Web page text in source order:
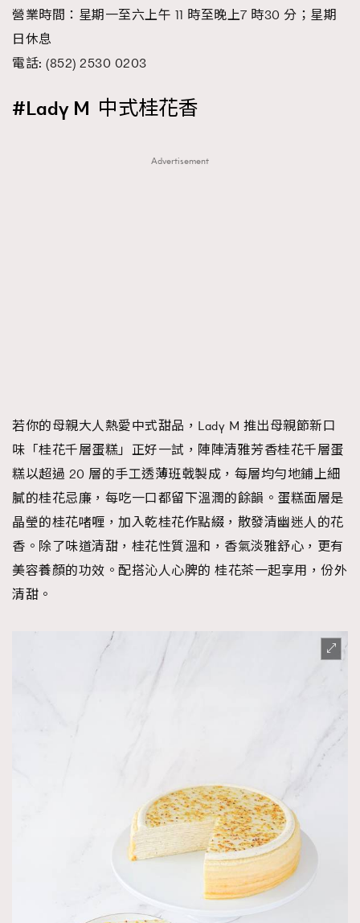
營業時間：星期一至六上午 11 時至晚上7 時30 分；星期
日休息
電話: (852) 2530 0203
#Lady M 中式桂花香
Advertisement
若你的母親大人熱愛中式甜品，Lady M 推出母親節新口
味「桂花千層蛋糕」正好一試，陣陣清雅芳香桂花千層蛋
糕以超過 20 層的手工透薄班戟製成，每層均勻地鋪上細
膩的桂花忌廉，每吃一口都留下溫潤的餘韻。蛋糕面層是
晶瑩的桂花啫喱，加入乾桂花作點綴，散發清幽迷人的花
香。除了味道清甜，桂花性質溫和，香氣淡雅舒心，更有
美容養顏的功效。配搭沁人心脾的 桂花茶一起享用，份外
清甜。